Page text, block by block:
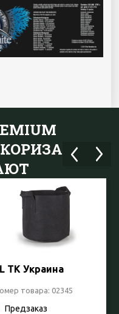
4
ТК Украина
товара: 02345
Предзаказ